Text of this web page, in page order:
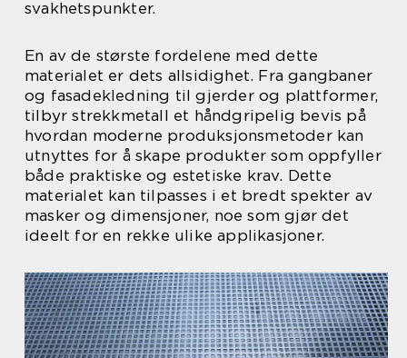
svakhetspunkter.
En av de største fordelene med dette
materialet er dets allsidighet. Fra gangbaner
og fasadekledning til gjerder og plattformer,
tilbyr strekkmetall et håndgripelig bevis på
hvordan moderne produksjonsmetoder kan
utnyttes for å skape produkter som oppfyller
både praktiske og estetiske krav. Dette
materialet kan tilpasses i et bredt spekter av
masker og dimensjoner, noe som gjør det
ideelt for en rekke ulike applikasjoner.